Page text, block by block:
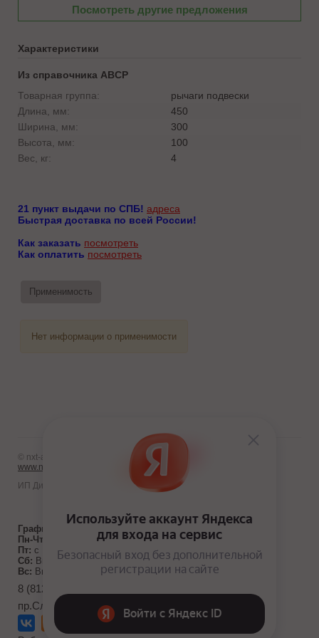
Посмотреть другие предложения
Характеристики
Из справочника ABCP
Товарная группа:
рычаги подвески
Длина, мм:
450
Ширина, мм:
300
Высота, мм:
100
Вес, кг:
4
21 пункт выдачи по СПБ! адреса
Быстрая доставка по всей России!
Как заказать посмотреть
Как оплатить посмотреть
Применимость
Нет информации о применимости
© nxt-avto.ru 2012 - 2026
www.nxt-avto.ru
ИП Диланчян Т.Л.
График работы:
Пн-Чт:
с 10:00 до 19:00
Пт: с 10:00 до 18:00
Сб: Выходной
Вс: Выходной
8 (812) 986-10-71
пр.Славы д. 40, к. 1